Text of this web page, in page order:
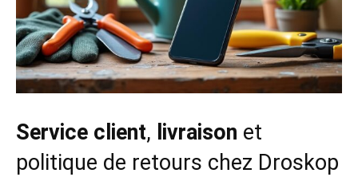
Service client, livraison et
politique de retours chez Droskop